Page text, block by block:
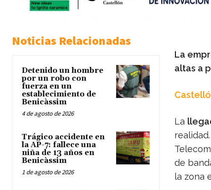
Noticias Relacionadas
Detenido un hombre
por un robo con
fuerza en un
establecimiento de
Benicàssim
4 de agosto de 2026
Trágico accidente en
la AP-7: fallece una
niña de 13 años en
Benicàssim
1 de agosto de 2026
La
altas a
La
de
la zona